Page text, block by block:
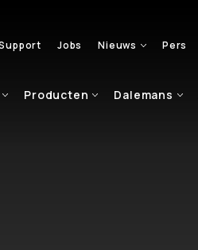
Jobs Nieuws Pers
Producten Dalemans